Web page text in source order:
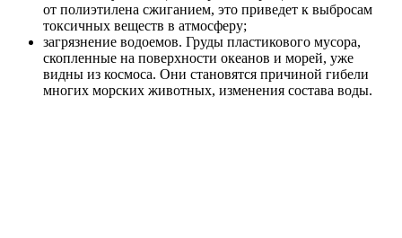
от полиэтилена сжиганием, это приведет к выбросам
токсичных веществ в атмосферу;
загрязнение водоемов. Груды пластикового мусора,
скопленные на поверхности океанов и морей, уже
видны из космоса. Они становятся причиной гибели
многих морских животных, изменения состава воды.